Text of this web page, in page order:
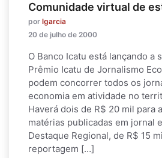
Comunidade virtual de
por lgarcia
20 de julho de 2000
O Banco Icatu está lançando a
Prêmio Icatu de Jornalismo
podem concorrer todos os
economia em atividade no
Haverá dois de R$ 20 mil para
matérias publicadas em jornal
Destaque Regional, de R$ 15
reportagem […]